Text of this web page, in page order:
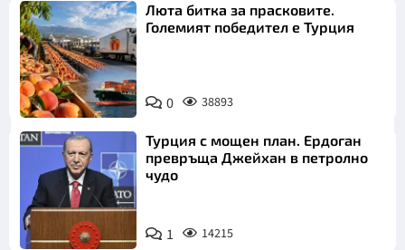
Люта битка за прасковите.
Големият победител е Турция
0 38893
Турция с мощен план. Ердоган
превръща Джейхан в петролно
чудо
1 14215